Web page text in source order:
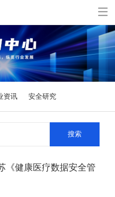

资讯 安全研究
搜索
《健康医疗数据安全管